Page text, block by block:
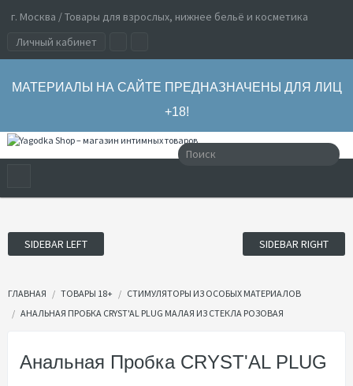
г. Москва / Товары для взрослых, нижнее бельё и косметика
Личный кабинет
МАТЕРИАЛЫ НА САЙТЕ ПРЕДНАЗНАЧЕНЫ ДЛЯ ЛИЦ
+18!
SIDEBAR LEFT SIDEBAR RIGHT
ГЛАВНАЯ ТОВАРЫ 18+
СТИМУЛЯТОРЫ ИЗ ОСОБЫХ МАТЕРИАЛОВ
АНАЛЬНАЯ ПРОБКА CRYST'AL PLUG МАЛАЯ ИЗ СТЕКЛА РОЗОВАЯ
Анальная Пробка CRYST'AL PLUG